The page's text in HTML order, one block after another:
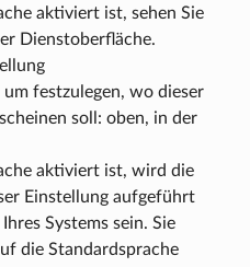
aktiviert ist, sehen Sie
Dienstoberfläche.
um festzulegen, wo dieser
soll: oben, in der
aktiviert ist, wird die
Einstellung aufgeführt
Systems sein. Sie
die Standardsprache